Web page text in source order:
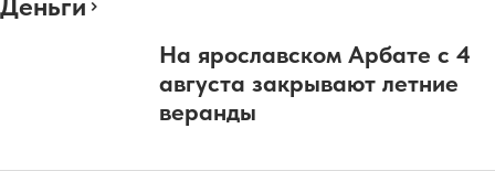
Деньги
На ярославском Арбате с 4
августа закрывают летние
веранды